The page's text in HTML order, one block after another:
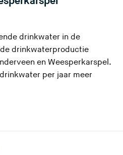
drinkwater in de
drinkwaterproductie
en Weesperkarspel.
per jaar meer